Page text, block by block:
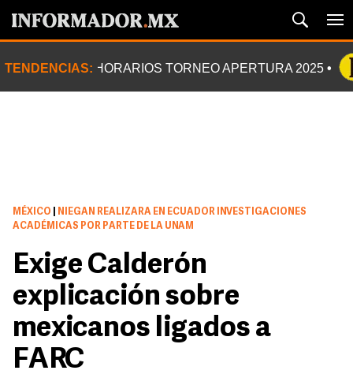
TENDENCIAS: HORARIOS TORNEO APERTURA 2025
MÉXICO
NIEGAN REALIZARA EN ECUADOR INVESTIGACIONES
ACADÉMICAS POR PARTE DE LA UNAM
Exige Calderón
explicación sobre
mexicanos ligados a
FARC